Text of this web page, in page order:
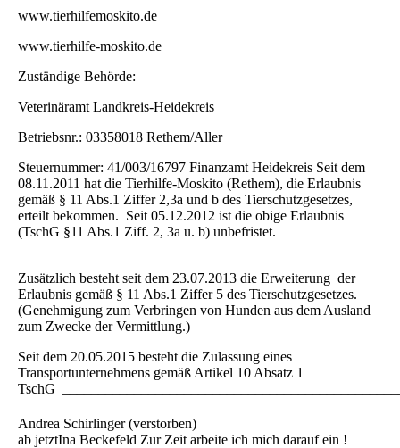
www.tierhilfemoskito.de
www.tierhilfe-moskito.de
Zuständige Behörde:
Veterinäramt Landkreis-Heidekreis
Betriebsnr.: 03358018 Rethem/Aller
Steuernummer: 41/003/16797 Finanzamt Heidekreis Seit dem
08.11.2011 hat die Tierhilfe-Moskito (Rethem), die Erlaubnis
gemäß § 11 Abs.1 Ziffer 2,3a und b des Tierschutzgesetzes,
erteilt bekommen. Seit 05.12.2012 ist die obige Erlaubnis
(TschG §11 Abs.1 Ziff. 2, 3a u. b) unbefristet.
Zusätzlich besteht seit dem 23.07.2013 die Erweiterung der
Erlaubnis gemäß § 11 Abs.1 Ziffer 5 des Tierschutzgesetzes.
(Genehmigung zum Verbringen von Hunden aus dem Ausland
zum Zwecke der Vermittlung.)
Seit dem 20.05.2015 besteht die Zulassung eines
Transportunternehmens gemäß Artikel 10 Absatz 1
TschG
Andrea Schirlinger (verstorben)
ab jetztIna Beckefeld Zur Zeit arbeite ich mich darauf ein !